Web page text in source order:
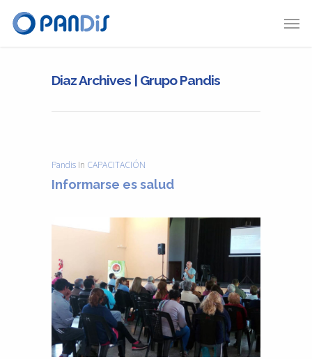
Diaz Archives | Grupo Pandis
Pandis In CAPACITACIÓN
Informarse es salud